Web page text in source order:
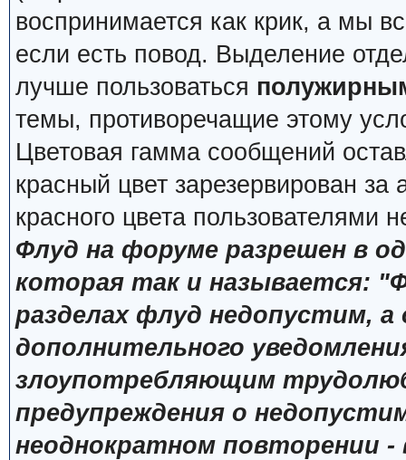
воспринимается как крик, а мы
если есть повод. Выделение
лучше пользоваться
темы, противоречащие этому
Цветовая гамма сообщений
красный цвет зарезервирован
красного цвета пользователями
Флуд на форуме разрешен в
которая так и называется:
разделах флуд недопустим,
дополнительного
злоупотребляющим
предупреждения о
неоднократном повторении